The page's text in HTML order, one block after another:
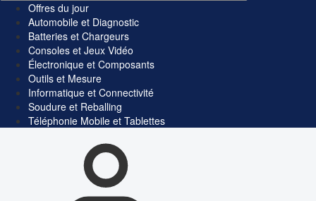
Offres du jour
Automobile et Diagnostic
Batteries et Chargeurs
Consoles et Jeux Vidéo
Électronique et Composants
Outils et Mesure
Informatique et Connectivité
Soudure et Reballing
Téléphonie Mobile et Tablettes